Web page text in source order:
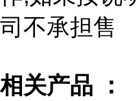
司不承担售
相关产品 ：